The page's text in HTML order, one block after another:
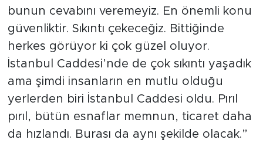
bunun cevabını veremeyiz. En önemli konu
güvenliktir. Sıkıntı çekeceğiz. Bittiğinde
herkes görüyor ki çok güzel oluyor.
İstanbul Caddesi’nde de çok sıkıntı yaşadık
ama şimdi insanların en mutlu olduğu
yerlerden biri İstanbul Caddesi oldu. Pırıl
pırıl, bütün esnaflar memnun, ticaret daha
da hızlandı. Burası da aynı şekilde olacak.”